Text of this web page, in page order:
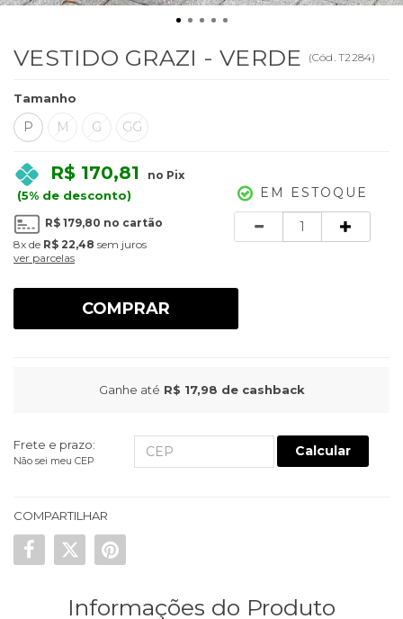
VESTIDO GRAZI - VERDE (Cód. T2284)
Tamanho
P M G GG
R$ 170,81 no Pix
(5% de desconto)
R$ 179,80 no cartão
8x de R$ 22,48 sem juros
ver parcelas
EM ESTOQUE
COMPRAR
Ganhe até R$ 17,98 de cashback
Frete e prazo:
Não sei meu CEP
Calcular
COMPARTILHAR
Informações do Produto